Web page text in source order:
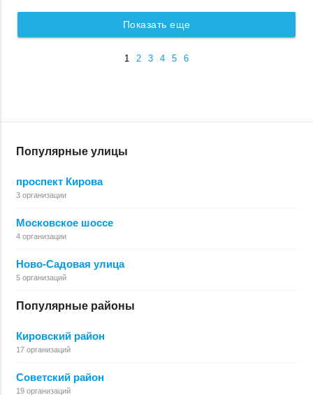
Показать еще
1 2 3 4 5 6
Популярные улицы
проспект Кирова
3 организации
Московское шоссе
4 организации
Ново-Садовая улица
5 организаций
Популярные районы
Кировский район
17 организаций
Советский район
19 организаций